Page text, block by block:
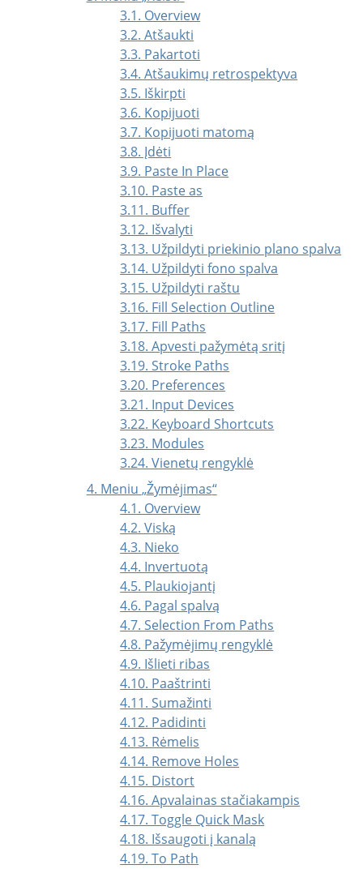
3.1. Overview
3.2. Atšaukti
3.3. Pakartoti
3.4. Atšaukimų retrospektyva
3.5. Iškirpti
3.6. Kopijuoti
3.7. Kopijuoti matomą
3.8. Įdėti
3.9. Paste In Place
3.10. Paste as
3.11. Buffer
3.12. Išvalyti
3.13. Užpildyti priekinio plano spalva
3.14. Užpildyti fono spalva
3.15. Užpildyti raštu
3.16. Fill Selection Outline
3.17. Fill Paths
3.18. Apvesti pažymėtą sritį
3.19. Stroke Paths
3.20. Preferences
3.21. Input Devices
3.22. Keyboard Shortcuts
3.23. Modules
3.24. Vienetų rengyklė
4. Meniu „Žymėjimas“
4.1. Overview
4.2. Viską
4.3. Nieko
4.4. Invertuotą
4.5. Plaukiojantį
4.6. Pagal spalvą
4.7. Selection From Paths
4.8. Pažymėjimų rengyklė
4.9. Išlieti ribas
4.10. Paaštrinti
4.11. Sumažinti
4.12. Padidinti
4.13. Rėmelis
4.14. Remove Holes
4.15. Distort
4.16. Apvalainas stačiakampis
4.17. Toggle Quick Mask
4.18. Išsaugoti į kanalą
4.19. To Path